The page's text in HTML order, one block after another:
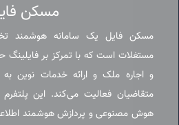
مسکن
مسکن فایل یک سامانه هوشمند
مستغلات است که با تمرکز بر
و اجاره ملک و ارائه خدمات نوین به
متقاضیان فعالیت می‌کند. این پلتفرم
هوش مصنوعی و پردازش هوشمند